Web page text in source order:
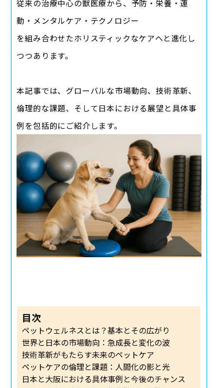
従来の治療中心の獣医療から、予防・栄養・運
動・メンタルケア・テクノロジー
を組み合わせたホリスティックなケアへと進化し
つつあります。
本記事では、グローバルな市場動向、技術革新、
倫理的な課題、そして日本における展望と具体事
例を包括的にご紹介します。
目次
ペットウェルネスとは？基本とその広がり
世界と日本の市場動向：急成長と変化の波
技術革新がもたらす未来のペットケア
ペットケアの倫理と課題：人間化の影と光
日本と大阪における具体事例と今後のチャンス